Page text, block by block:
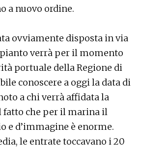
a nuovo ordine.
ovviamente disposta in via
verrà per il momento
portuale della Regione di
conoscere a oggi la data di
a chi verrà affidata la
fatto che per il marina il
e d’immagine è enorme.
le entrate toccavano i 20